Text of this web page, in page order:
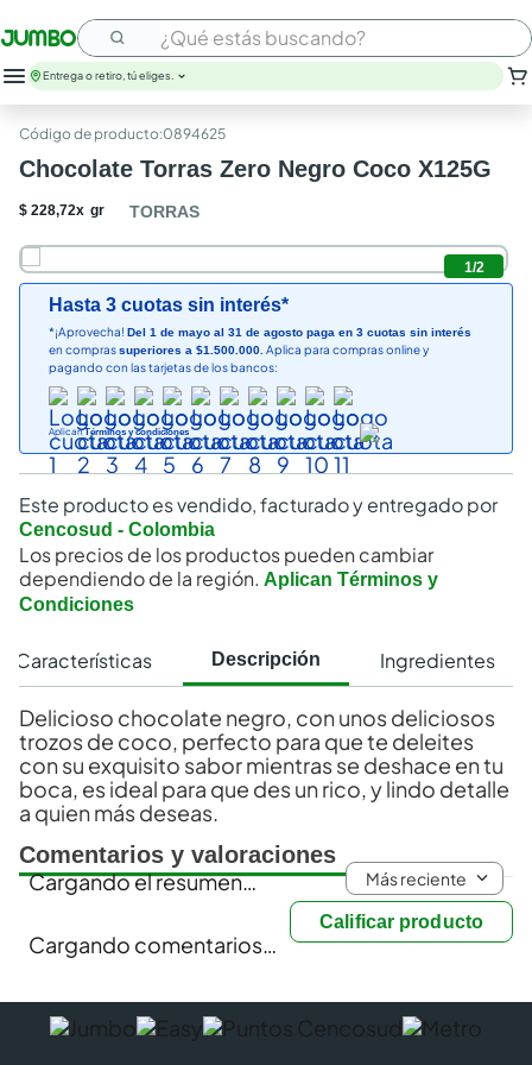
¿Qué estás buscando?
Entrega o retiro, tú eliges.
:0894625
Chocolate Torras Zero Negro Coco X125G
$ 228,72x gr TORRAS
1/2
Hasta 3 cuotas sin interés*
*¡Aprovecha! Del 1 de mayo al 31 de agosto paga en 3 cuotas sin interés
en comprassuperiores a $1.500.000. Aplica para compras online y
pagando con las tarjetas de los bancos:
AplicanTérminos y condiciones
Este producto es vendido, facturado y entregado por
Cencosud - Colombia
Los precios de los productos pueden cambiar
dependiendo de la región. Aplican Términos y
Condiciones
Características Descripción Ingredientes
Delicioso chocolate negro, con unos deliciosos
trozos de coco, perfecto para que te deleites
con su exquisito sabor mientras se deshace en tu
boca, es ideal para que des un rico, y lindo detalle
a quien más deseas.
Comentarios y valoraciones
Calificar producto
Cargando el resumen… Más reciente
Cargando comentarios…